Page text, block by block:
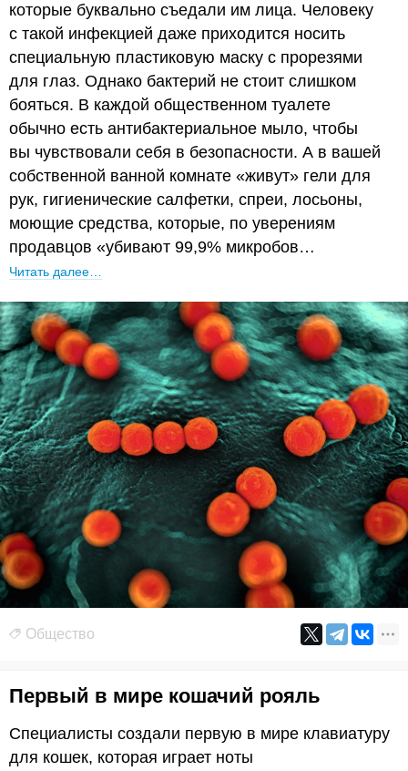
которые буквально съедали им лица. Человеку
с такой инфекцией даже приходится носить
специальную пластиковую маску с прорезями
для глаз. Однако бактерий не стоит слишком
бояться. В каждой общественном туалете
обычно есть антибактериальное мыло, чтобы
вы чувствовали себя в безопасности. А в вашей
собственной ванной комнате «живут» гели для
рук, гигиенические салфетки, спреи, лосьоны,
моющие средства, которые, по уверениям
продавцов «убивают 99,9% микробов…
Читать далее…
Общество
Первый в мире кошачий рояль
Специалисты создали первую в мире клавиатуру
для кошек, которая играет ноты